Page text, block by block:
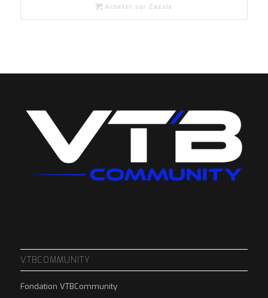
Acheter sur Zazzle
VTBCOMMUNITY
Fondation VTBCommunity